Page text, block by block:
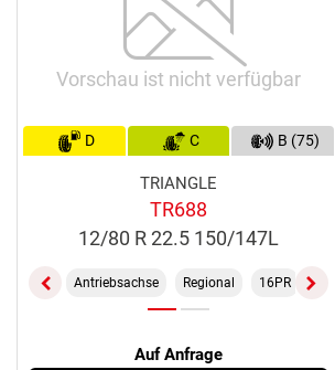
Vorschau ist nicht verfügbar
D C B (75)
TRIANGLE
TR688
12/80 R 22.5 150/147L
Antriebsachse Regional 16PR M+S
Auf Anfrage